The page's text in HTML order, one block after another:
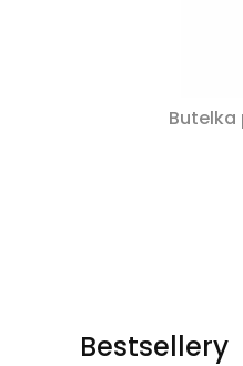
Butelka
Bestsellery